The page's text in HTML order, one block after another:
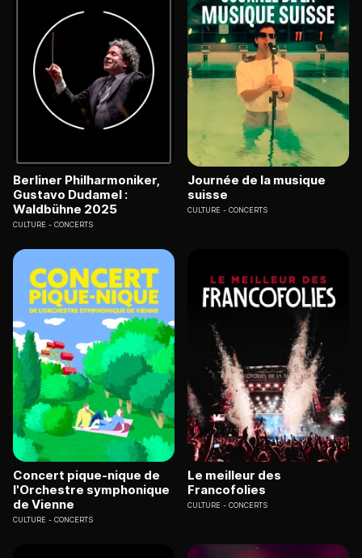
Berliner Philharmoniker,
Gustavo Dudamel :
Waldbühne 2025
CULTURE CONCERTS
Journée de la musique
suisse
CULTURE CONCERTS
Concert pique-nique de
l'Orchestre symphonique
de Vienne
CULTURE CONCERTS
Le meilleur des
Francofolies
CULTURE CONCERTS